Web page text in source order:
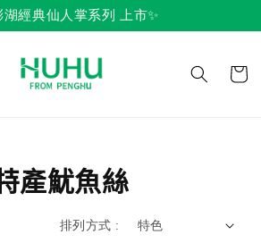
湖經典仙人掌系列 上市✨
產魷魚絲
排列方式 :